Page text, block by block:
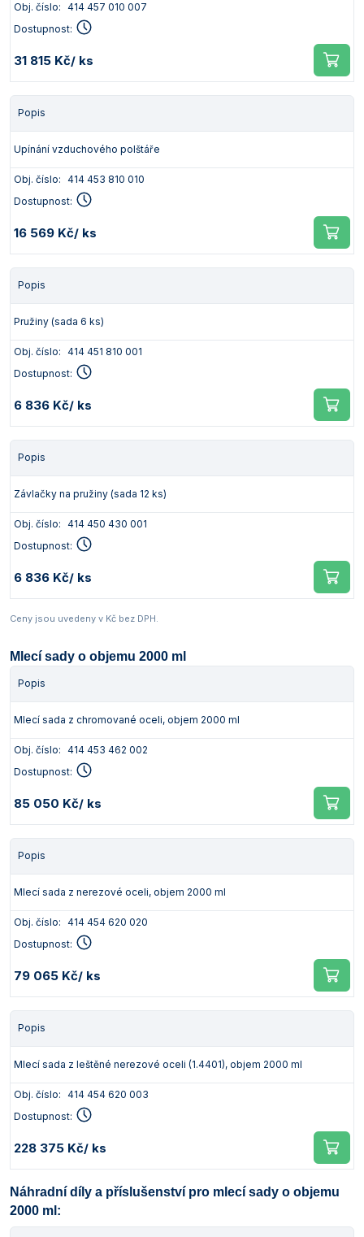
Obj. číslo: 414 457 010 007
Dostupnost:
31 815 Kč/ ks
Popis
Upínání vzduchového polštáře
Obj. číslo: 414 453 810 010
Dostupnost:
16 569 Kč/ ks
Popis
Pružiny (sada 6 ks)
Obj. číslo: 414 451 810 001
Dostupnost:
6 836 Kč/ ks
Popis
Závlačky na pružiny (sada 12 ks)
Obj. číslo: 414 450 430 001
Dostupnost:
6 836 Kč/ ks
Ceny jsou uvedeny v Kč bez DPH.
Mlecí sady o objemu 2000 ml
Popis
Mlecí sada z chromované oceli, objem 2000 ml
Obj. číslo: 414 453 462 002
Dostupnost:
85 050 Kč/ ks
Popis
Mlecí sada z nerezové oceli, objem 2000 ml
Obj. číslo: 414 454 620 020
Dostupnost:
79 065 Kč/ ks
Popis
Mlecí sada z leštěné nerezové oceli (1.4401), objem 2000 ml
Obj. číslo: 414 454 620 003
Dostupnost:
228 375 Kč/ ks
Náhradní díly a příslušenství pro mlecí sady o objemu
2000 ml: